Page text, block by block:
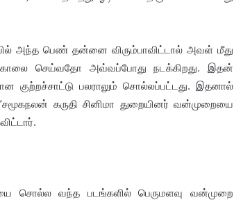
அந்த பெண் தன்னை விரும்பாவிட்டால் அவள் மீது
கொலை செய்வதோ அவ்வப்போது நடக்கிறது. இதன்
குற்றச்சாட்டு பலராலும் சொல்லப்பட்டது. இதனால்
கருதி சினிமா துறையினர் வன்முறையை
சொல்ல வந்த படங்களில் பெருமளவு வன்முறை